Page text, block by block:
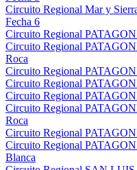
Circuito Regional Mar y
Fecha 6
Circuito Regional
Circuito Regional
Roca
Circuito Regional
Circuito Regional
Circuito Regional
Circuito Regional
Roca
Circuito Regional
Circuito Regional
Blanca